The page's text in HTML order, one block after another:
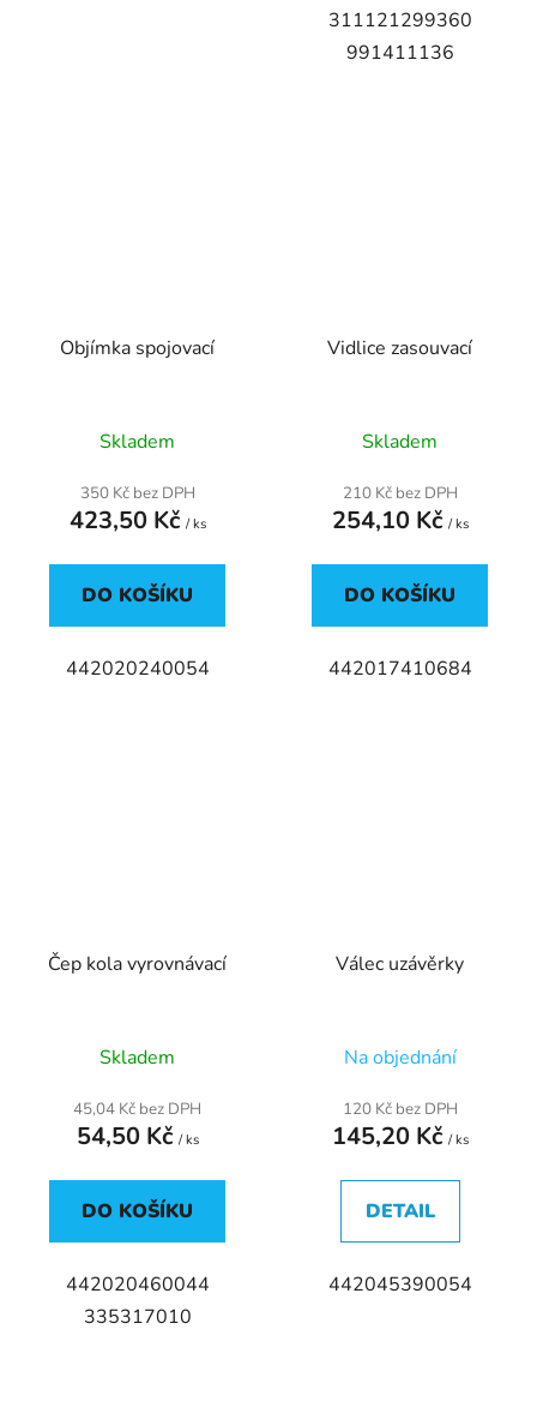
311121299360
991411136
Objímka spojovací
Skladem
350 Kč bez DPH
423,50 Kč / ks
DO KOŠÍKU
442020240054
Vidlice zasouvací
Skladem
210 Kč bez DPH
254,10 Kč / ks
DO KOŠÍKU
442017410684
Čep kola vyrovnávací
Skladem
45,04 Kč bez DPH
54,50 Kč / ks
DO KOŠÍKU
442020460044
335317010
Válec uzávěrky
Na objednání
120 Kč bez DPH
145,20 Kč / ks
DETAIL
442045390054